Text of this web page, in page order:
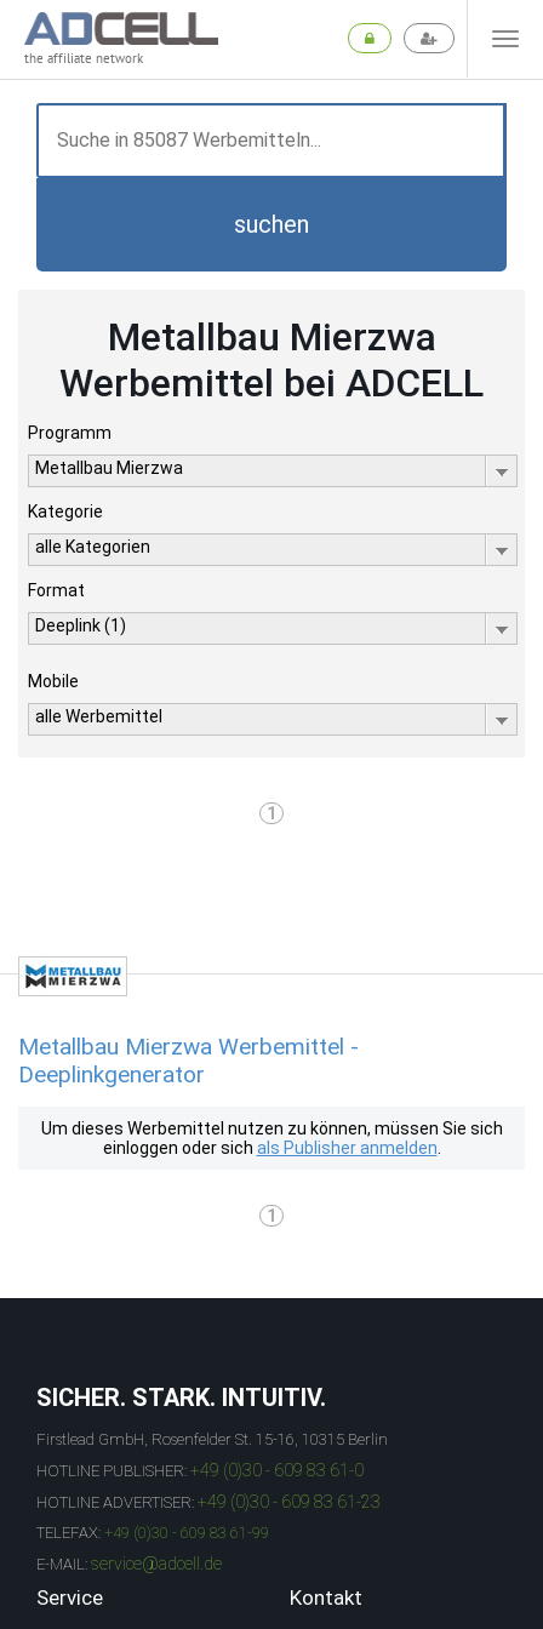
the affiliate network
suchen
Metallbau Mierzwa
Werbemittel bei ADCELL
Programm
Metallbau Mierzwa
Kategorie
alle Kategorien
Format
Deeplink (1)
Mobile
alle Werbemittel
1
Metallbau Mierzwa Werbemittel -
Deeplinkgenerator
Um dieses Werbemittel nutzen zu können, müssen Sie sich
einloggen oder sich als Publisher anmelden
1
SICHER. STARK. INTUITIV.
Firstlead GmbH, Rosenfelder St. 15-16, 10315 Berlin
HOTLINE PUBLISHER: +49 (0)30 - 609 83 61-0
HOTLINE ADVERTISER: +49 (0)30 - 609 83 61-23
TELEFAX: +49 (0)30 - 609 83 61-99
E-MAIL: service@adcell.de
Service Kontakt